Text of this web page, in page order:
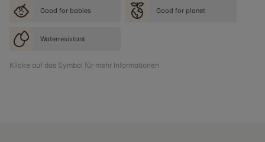
Good for babies Good for planet
Waterresistant
Klicke auf das Symbol für mehr Informationen